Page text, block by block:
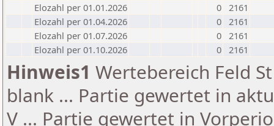
Elozahl per 01.01.2026
0 2161
Elozahl per 01.04.2026
0 2161
Elozahl per 01.07.2026
0 2161
Elozahl per 01.10.2026
0 2161
Hinweis1 Wertebereich Feld
blank ... Partie gewertet in
V ... Partie gewertet in